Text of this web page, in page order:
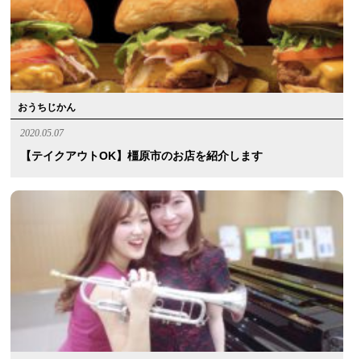
おうちじかん
2020.05.07
【テイクアウトOK】橿原市のお店を紹介します